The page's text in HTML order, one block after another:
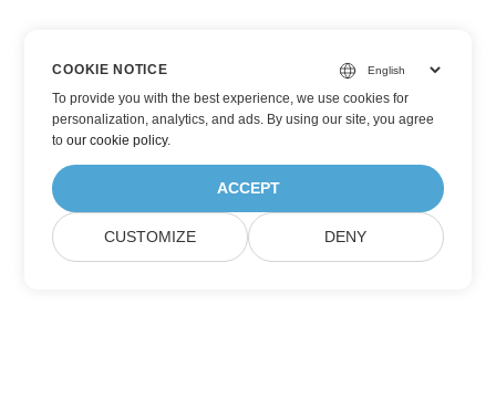
COOKIE NOTICE
To provide you with the best experience, we use cookies for
personalization, analytics, and ads. By using our site, you agree
toour cookie policy.
ACCEPT
CUSTOMIZE DENY